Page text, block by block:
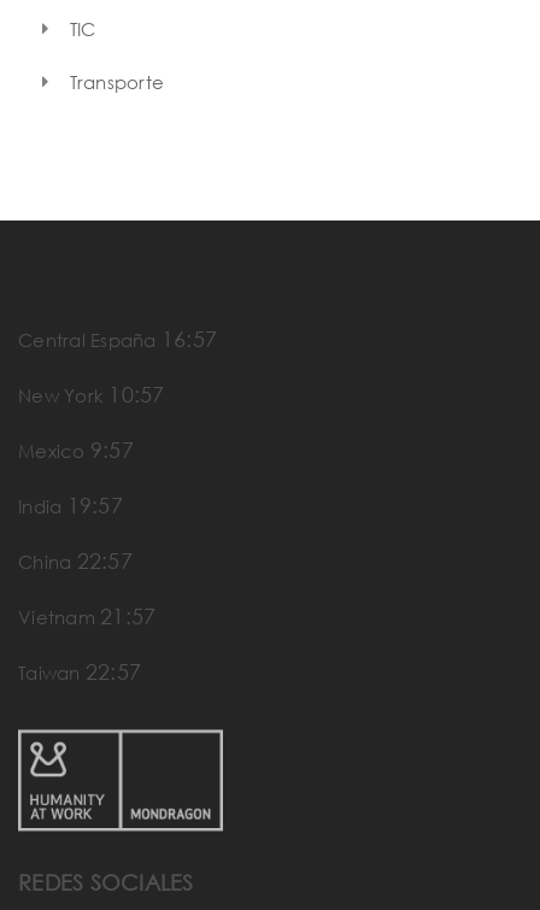
TIC
Transporte
Central España 16:57
New York 10:57
Mexico 9:57
India 19:57
China 22:57
Vietnam 21:57
Taiwan 22:57
REDES SOCIALES